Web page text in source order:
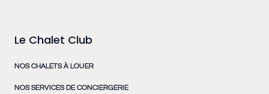
Le Chalet Club
NOS CHALETS À LOUER
NOS SERVICES DE CONCIERGERIE